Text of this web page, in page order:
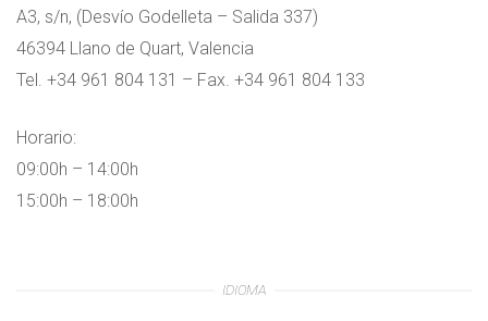
A3, s/n, (Desvío Godelleta – Salida 337)
46394 Llano de Quart, Valencia
Tel. +34 961 804 131 – Fax. +34 961 804 133
Horario:
09:00h – 14:00h
15:00h – 18:00h
IDIOMA